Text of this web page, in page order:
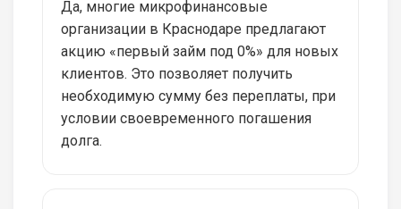
Да, многие микрофинансовые
организации в Краснодаре предлагают
акцию «первый займ под 0%» для новых
клиентов. Это позволяет получить
необходимую сумму без переплаты, при
условии своевременного погашения
долга.